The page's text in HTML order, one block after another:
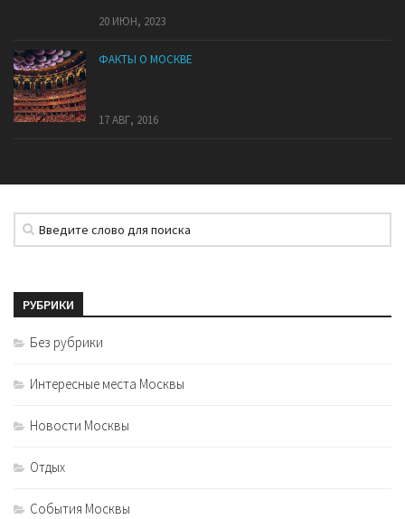
20 ИЮН, 2023
ФАКТЫ О МОСКВЕ
17 АВГ, 2016
РУБРИКИ
Без рубрики
Интересные места Москвы
Новости Москвы
Отдых
События Москвы